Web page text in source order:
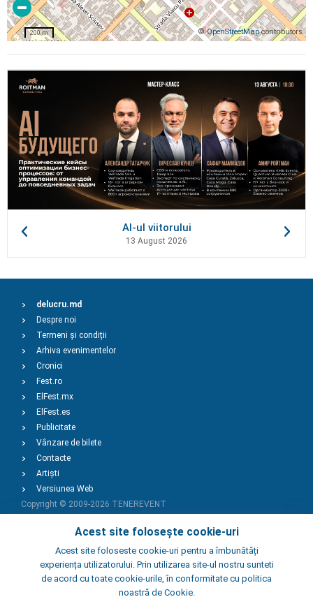
©OpenStreetMapcontributors
200 m
AI-ul viitorului
13 August 2026
Acest site folosește cookie-uri
Acest site foloseste cookie-uri pentru a îmbunătăți
experiența utilizatorului. Prin utilizarea site-ul nostru sunteti
de acord cu toate cookie-urile, în conformitate cu politica
noastră de Cookie.
delucru.md
Despre noi
Termeni și condiții
Arhiva evenimentelor
Cronici
Fest.ro
ElFest.mx
ElFest.es
Publicitate
Vânzare de bilete
Contacte
Artiști
Versiunea Web
Copyright © 2009-2026 TENEREVENT
Adaugă Eveniment
Adaugă Local